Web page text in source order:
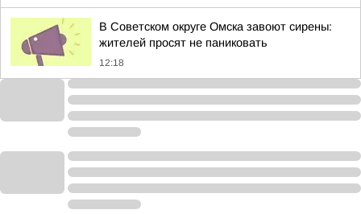
В Советском округе Омска завоют сирены:
жителей просят не паниковать
12:18